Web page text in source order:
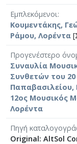
Εμπλεκόμενοι
Κουμεντάκης,
Ράμου, Λορέντα
Προγενέστερο
Συναυλία
Συνθετών του
Παπαβασιλείου,
12ος Μουσικός
Λορέντα
Πηγή
Original: AltSol